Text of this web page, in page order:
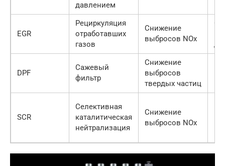
давлением
EGR
Рециркуляция
отработавших
газов
Снижение
выбросов NOx
DPF
Сажевый
фильтр
Снижение
выбросов
твердых частиц
SCR
Селективная
каталитическая
нейтрализация
Снижение
выбросов NOx